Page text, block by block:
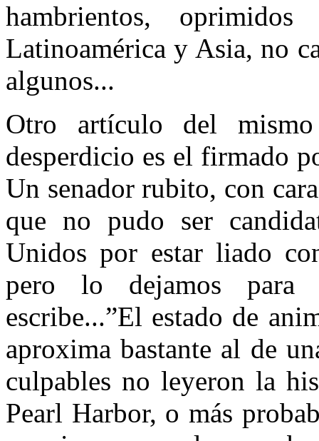
hambrientos,
Latinoamérica y Asia, no
algunos...
Otro artículo del
desperdicio es el firmado
Un senador rubito, con
que no pudo ser
Unidos por estar liado
pero lo dejamos para
escribe...”El estado de
aproxima bastante al de
culpables no leyeron la
Pearl Harbor, o más